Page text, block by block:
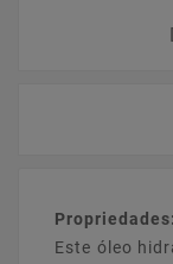
Propriedades:
Este óleo